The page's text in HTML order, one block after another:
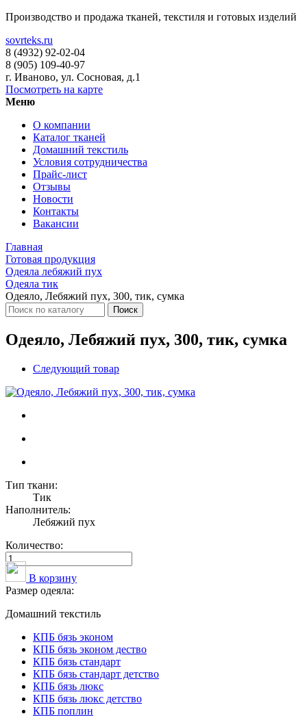
Производство и продажа тканей, текстиля и готовых изделий
sovrteks.ru
8 (4932) 92-02-04
8 (905) 109-40-97
г. Иваново, ул. Сосновая, д.1
Посмотреть на карте
Меню
О компании
Каталог тканей
Домашний текстиль
Условия сотрудничества
Прайс-лист
Отзывы
Новости
Контакты
Вакансии
Главная
Готовая продукция
Одеяла лебяжий пух
Одеяла тик
Одеяло, Лебяжий пух, 300, тик, сумка
Поиск
Одеяло, Лебяжий пух, 300, тик, сумка
Следующий товар
Тип ткани:
Тик
Наполнитель:
Лебяжий пух
Количество:
В корзину
Размер одеяла:
Домашний текстиль
КПБ бязь эконом
КПБ бязь эконом дество
КПБ бязь стандарт
КПБ бязь стандарт детство
КПБ бязь люкс
КПБ бязь люкс детство
КПБ поплин